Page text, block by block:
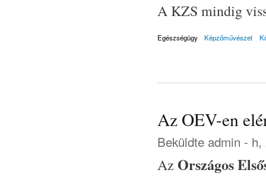
A KZS mindig
Egészségügy Képzőművészet
Az OEV-en
Beküldte admin - h,
Az Országos